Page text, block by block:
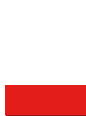
都内の集中豪